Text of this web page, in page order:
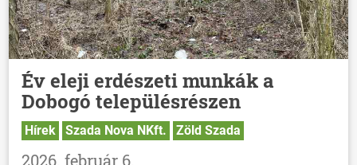
Év eleji erdészeti munkák a
Dobogó településrészen
Hírek Szada Nova NKft. Zöld Szada
2026. február 6.